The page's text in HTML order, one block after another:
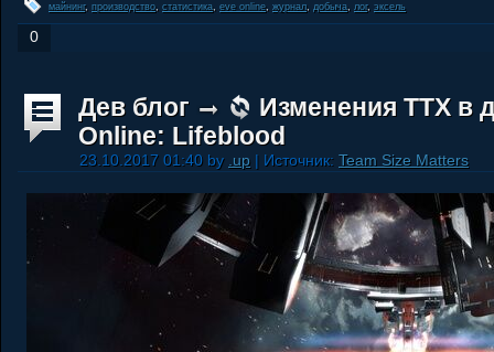
майнинг, производство, статистика, eve online, журнал, добыча, лог, эксель
0
Дев блог
Изменения ТТХ в
Online: Lifeblood
23.10.2017 01:40 by .up | Источник: Team Size Matters